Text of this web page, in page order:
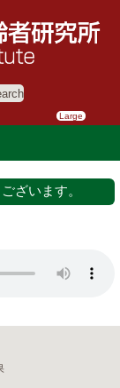
Large
ざいます。